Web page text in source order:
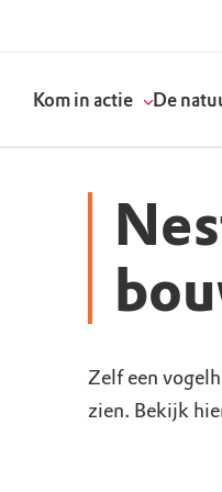
Kom in actie De
Zelf een
zien. Bekijk